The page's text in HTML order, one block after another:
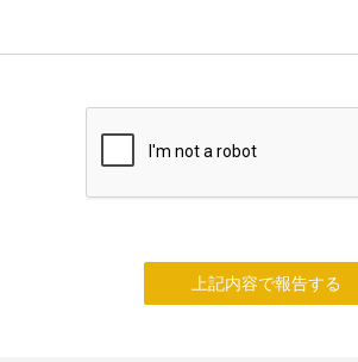
上記内容で報告する